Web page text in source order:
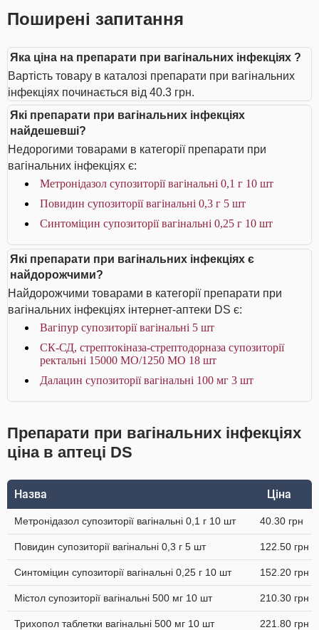
Поширені запитання
Яка ціна на препарати при вагінальних інфекціях ?
Вартість товару в каталозі препарати при вагінальних
інфекціях починається від 40.3 грн.
Які препарати при вагінальних інфекціях
найдешевші?
Недорогими товарами в категорії препарати при
вагінальних інфекціях є:
Метронідазол супозиторії вагінальні 0,1 г 10 шт
Повидин супозиторії вагінальні 0,3 г 5 шт
Синтоміцин супозиторії вагінальні 0,25 г 10 шт
Які препарати при вагінальних інфекціях є
найдорожчими?
Найдорожчими товарами в категорії препарати при
вагінальних інфекціях інтернет-аптеки DS є:
Вагіпур супозиторії вагінальні 5 шт
СК-СД, стрептокіназа-стрептодорназа супозиторії
ректальні 15000 МО/1250 МО 18 шт
Далацин супозиторії вагінальні 100 мг 3 шт
Препарати при вагінальних інфекціях
ціна в аптеці DS
Назва Ціна
Метронідазол супозиторії вагінальні 0,1 г 10 шт 40.30 грн
Повидин супозиторії вагінальні 0,3 г 5 шт 122.50 грн
Синтоміцин супозиторії вагінальні 0,25 г 10 шт 152.20 грн
Містол супозиторії вагінальні 500 мг 10 шт 210.30 грн
Трихопол таблетки вагінальні 500 мг 10 шт 221.80 грн